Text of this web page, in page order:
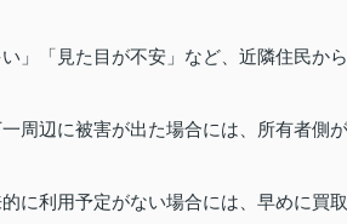
」「見た目が不安」など、近隣住民から
周辺に被害が出た場合には、所有者側が
に利用予定がない場合には、早めに買取